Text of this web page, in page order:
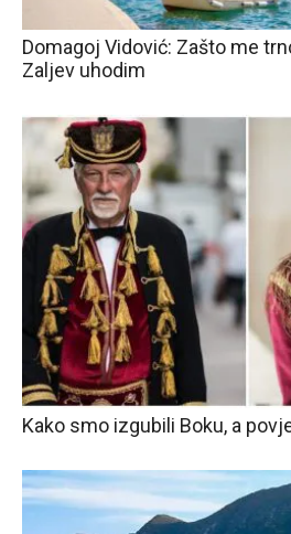
Domagoj Vidović: Zašto me
Zaljev uhodim
Kako smo izgubili Boku, a